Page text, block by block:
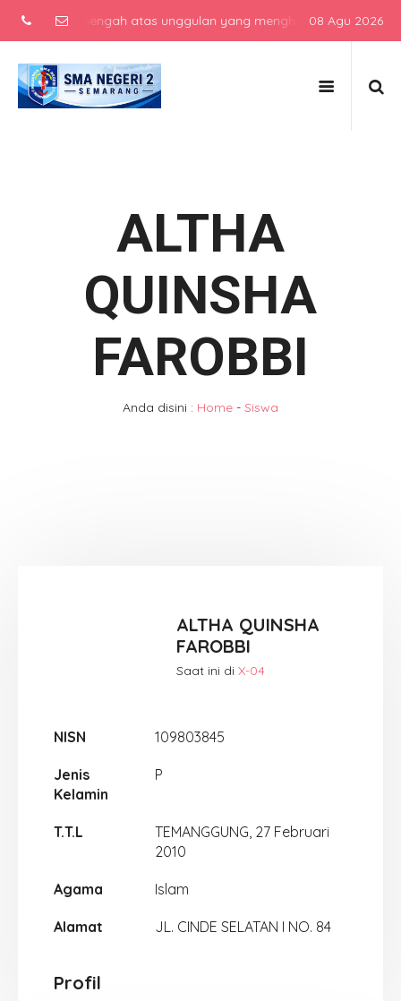
menengah atas unggulan yang menghasilkan lulusan
08 Agu 2026
ALTHA
QUINSHA
FAROBBI
Anda disini : Home - Siswa
ALTHA QUINSHA
FAROBBI
Saat ini di X-04
NISN 109803845
Jenis
Kelamin
P
T.T.L
TEMANGGUNG, 27 Februari
2010
Agama Islam
Alamat JL. CINDE SELATAN I NO. 84
Profil